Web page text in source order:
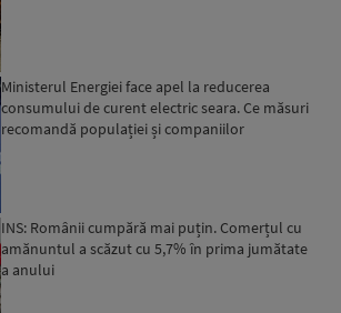
Ministerul Energiei face apel la reducerea
consumului de curent electric seara. Ce măsuri
recomandă populației și companiilor
INS: Românii cumpără mai puțin. Comerțul cu
amănuntul a scăzut cu 5,7% în prima jumătate
a anului